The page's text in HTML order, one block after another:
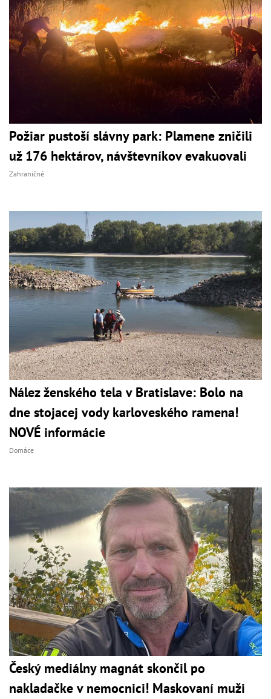
Požiar pustoší slávny park: Plamene zničili
už 176 hektárov, návštevníkov evakuovali
Zahraničné
Nález ženského tela v Bratislave: Bolo na
dne stojacej vody karloveského ramena!
NOVÉ informácie
Domáce
Český mediálny magnát skončil po
nakladačke v nemocnici! Maskovaní muži